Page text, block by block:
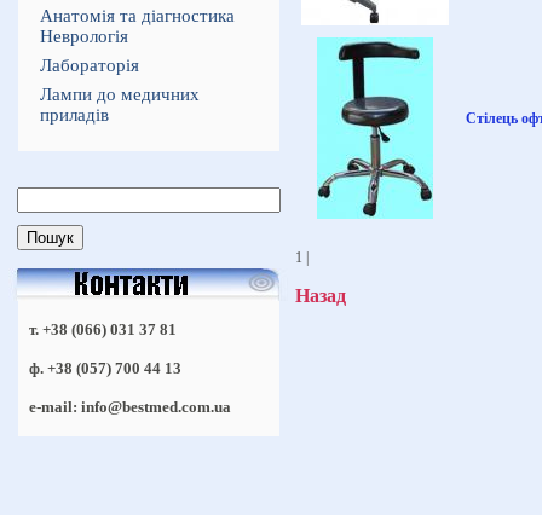
Анатомія та діагностика
Неврологія
Лабораторія
Лампи до медичних
приладів
т. +38 (066) 031 37 81
ф. +38 (057) 700 44 13
e-mail: info@bestmed.com.ua
Стілець
1 |
Назад